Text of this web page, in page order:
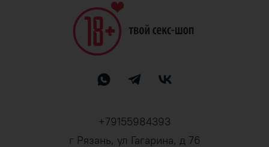
+79155984393
г Рязань, ул Гагарина, д 76